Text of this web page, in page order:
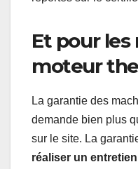
Et pour les
moteur
La garantie des
demande bien plus
sur le site. La
réaliser un